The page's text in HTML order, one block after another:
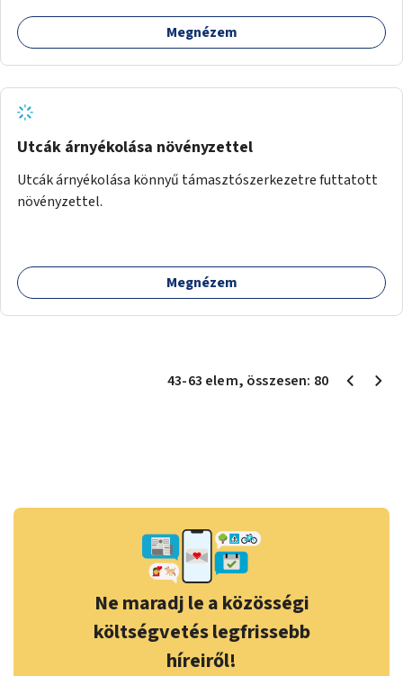
Megnézem
Utcák árnyékolása növényzettel
Utcák árnyékolása könnyű támasztószerkezetre futtatott
növényzettel.
Megnézem
43-63 elem, összesen: 80
Ne maradj le a közösségi
költségvetés legfrissebb
híreiről!